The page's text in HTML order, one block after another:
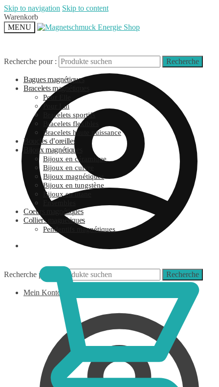
Skip to navigation Skip to content
Warenkorb
MENU
Recherche pour : Recherche
Mein Konto
Recherche pour : Recherche
Bagues magnétiques
Bracelets magnétiques
Pour Elle
Pour Lui
Bracelets sportifs
Bracelets flexibles
Bracelets haute puissance
Boucles d’oreilles
Bijoux magnétiques
Bijoux en céramique
Bijoux en cuivre
Bijoux magnétiques
Bijoux en tungstène
Bijoux en titane
Ensembles
Coeurs magnétiques
Colliers magnétiques
Pendentifs magnétiques